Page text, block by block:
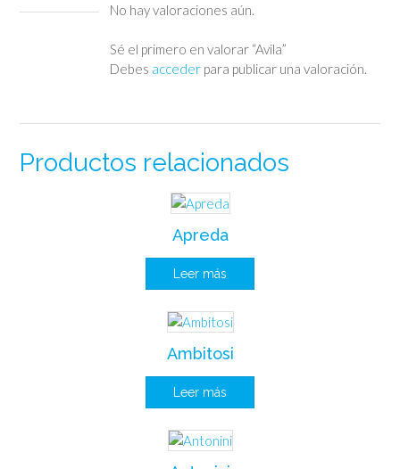
No hay valoraciones aún.
Sé el primero en valorar “Avila”
Debes accederpara publicar una valoración.
Productos relacionados
Apreda
Leer más
Ambitosi
Leer más